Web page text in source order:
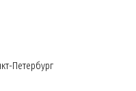
Петербург